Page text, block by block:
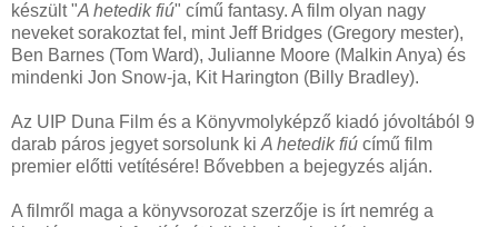
készült "A hetedik fiú" című fantasy. A film olyan nagy
neveket sorakoztat fel, mint Jeff Bridges (Gregory mester),
Ben Barnes (Tom Ward), Julianne Moore (Malkin Anya) és
mindenki Jon Snow-ja, Kit Harington (Billy Bradley).
Az UIP Duna Film és a Könyvmolyképző kiadó jóvoltából 9
darab páros jegyet sorsolunk ki A hetedik fiú című film
premier előtti vetítésére! Bővebben a bejegyzés alján.
A filmről maga a könyvsorozat szerzője is írt nemrég a